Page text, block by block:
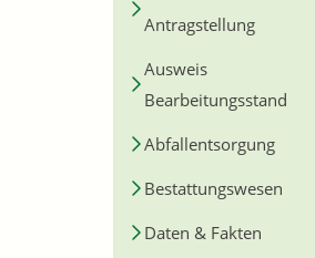
Antragstellung
Ausweis
Bearbeitungsstand
Abfallentsorgung
Bestattungswesen
Daten & Fakten